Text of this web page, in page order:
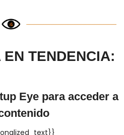
TENDENCIA:
Eye para acceder a